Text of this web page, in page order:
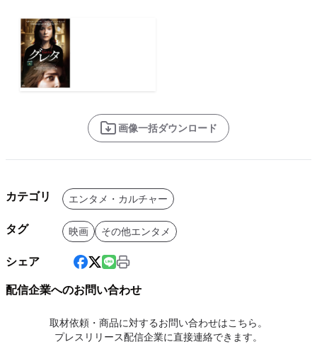
画像一括ダウンロード
カテゴリ エンタメ・カルチャー
タグ 映画 その他エンタメ
シェア
配信企業へのお問い合わせ
取材依頼・商品に対するお問い合わせはこちら。
プレスリリース配信企業に直接連絡できます。